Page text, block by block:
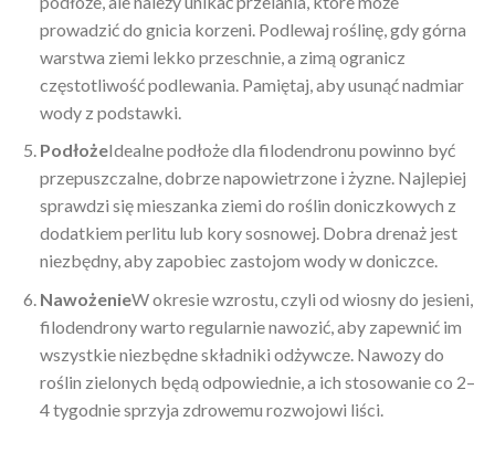
prowadzić do gnicia korzeni. Podlewaj roślinę, gdy górna
warstwa ziemi lekko przeschnie, a zimą ogranicz
częstotliwość podlewania. Pamiętaj, aby usunąć nadmiar
wody z podstawki.
PodłożeIdealne podłoże dla filodendronu powinno być
przepuszczalne, dobrze napowietrzone i żyzne. Najlepiej
sprawdzi się mieszanka ziemi do roślin doniczkowych z
dodatkiem perlitu lub kory sosnowej. Dobra drenaż jest
niezbędny, aby zapobiec zastojom wody w doniczce.
NawożenieW okresie wzrostu, czyli od wiosny do jesieni,
filodendrony warto regularnie nawozić, aby zapewnić im
wszystkie niezbędne składniki odżywcze. Nawozy do
roślin zielonych będą odpowiednie, a ich stosowanie co 2–
4 tygodnie sprzyja zdrowemu rozwojowi liści.